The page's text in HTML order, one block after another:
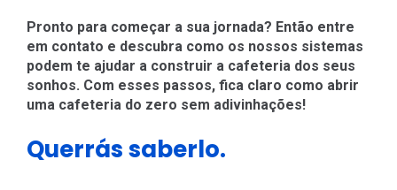
Pronto para começar a sua jornada? Então entre
em contato e descubra como os nossos sistemas
podem te ajudar a construir a cafeteria dos seus
sonhos. Com esses passos, fica claro como abrir
uma cafeteria do zero sem adivinhações!
Querrás saberlo.